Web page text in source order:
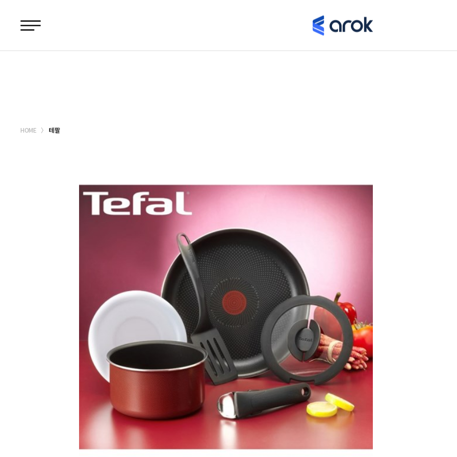
HOME 테팔